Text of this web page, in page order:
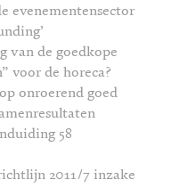
evenementensector
van de goedkope
voor de horeca?
onroerend goed
58
2011/7 inzake